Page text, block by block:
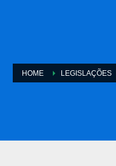
HOME LEGISLAÇÕES